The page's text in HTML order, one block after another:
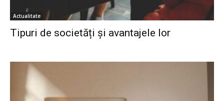
Actualitate
Tipuri de societăți și avantajele lor